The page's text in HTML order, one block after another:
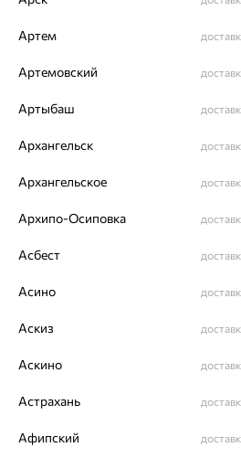
28 471 52 485₽
Подписаться на
Покупателям
О нас
Магазины и доставка г. Липецк
еще 3
Другие города
Заказать звонок
Артем
Артемовский
Артыбаш
Архангельск
Архангельское
Архипо-Осиповка
Асбест
Асино
Аскиз
Аскино
Астрахань
Афипский